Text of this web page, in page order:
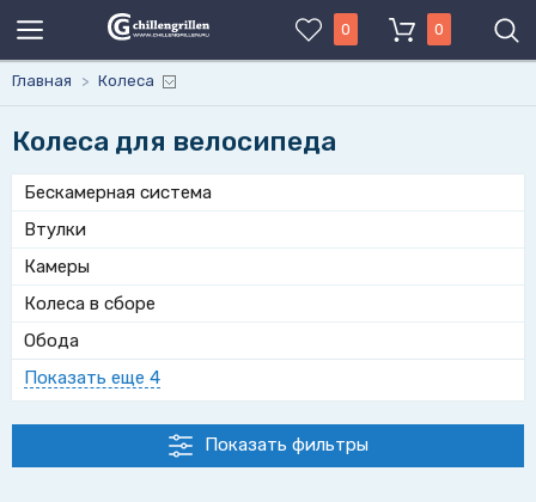
0 0
Главная > Колеса
Колеса для велосипеда
Бескамерная система
Втулки
Камеры
Колеса в сборе
Обода
Показать еще 4
Показать фильтры